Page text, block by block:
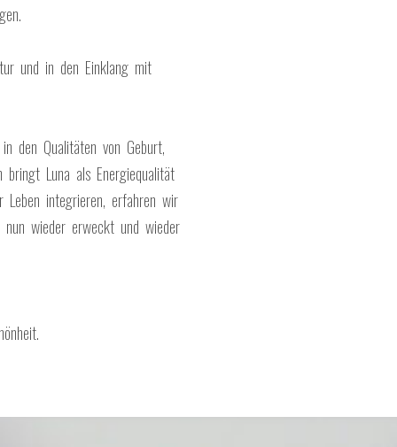
und in den Einklang mit
den Qualitäten von Geburt,
bringt Luna als Energiequalität
integrieren, erfahren wir
nun wieder erweckt und wieder